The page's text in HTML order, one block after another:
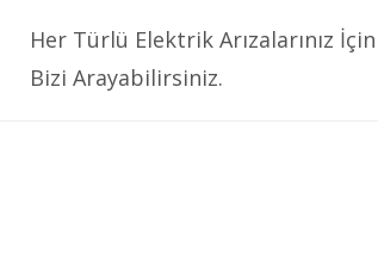
Her Türlü Elektrik Arızalarınız İçin
Bizi Arayabilirsiniz.